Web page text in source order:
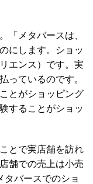
「メタバースは、
にします。ショッ
エンス）です。実
っているのです。
とがショッピング
することがショッ
とで実店舗を訪れ
舗での売上は小売
タバースでのショ